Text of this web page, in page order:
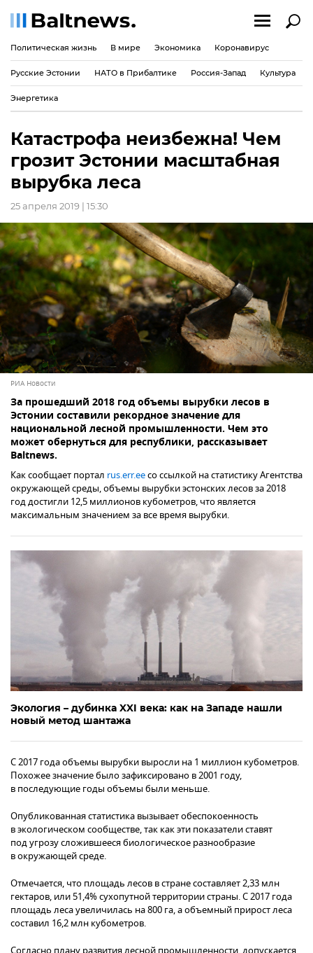
Политическая жизнь В мире Экономика Коронавирус
Русские Эстонии НАТО в Прибалтике Россия-Запад Культура
Энергетика
Катастрофа неизбежна! Чем
грозит Эстонии масштабная
вырубка леса
25 апреля 2019 | 15:30
РИА Новости
За прошедший 2018 год объемы вырубки лесов в
Эстонии составили рекордное значение для
национальной лесной промышленности. Чем это
может обернуться для республики, рассказывает
Baltnews.
Как сообщает портал rus.err.eeсо ссылкой на статистику Агентства
окружающей среды, объемы вырубки эстонских лесов за 2018
год достигли 12,5 миллионов кубометров, что является
максимальным значением за все время вырубки.
Экология – дубинка XXI века: как на Западе нашли
новый метод шантажа
С 2017 года объемы вырубки выросли на 1 миллион кубометров.
Похожее значение было зафиксировано в 2001 году,
в последующие годы объемы были меньше.
Опубликованная статистика вызывает обеспокоенность
в экологическом сообществе, так как эти показатели ставят
под угрозу сложившееся биологическое разнообразие
в окружающей среде.
Отмечается, что площадь лесов в стране составляет 2,33 млн
гектаров, или 51,4% сухопутной территории страны. С 2017 года
площадь леса увеличилась на 800 га, а объемный прирост леса
составил 16,2 млн кубометров.
Согласно плану развития лесной промышленности, допускается